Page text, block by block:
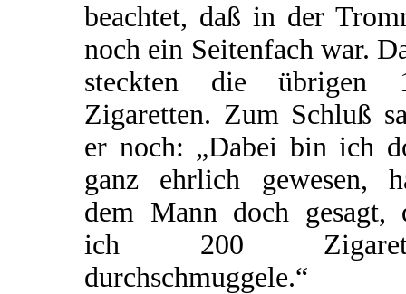
beachtet, daß in der
noch ein Seitenfach war.
steckten die übrigen
Zigaretten. Zum Schluß
er noch: „Dabei bin ich
ganz ehrlich gewesen,
dem Mann doch gesagt,
ich 200
durchschmuggele.“